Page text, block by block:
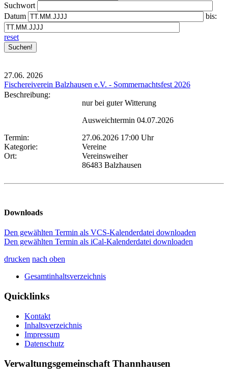
Suchwort
Datum
bis:
reset
27.06. 2026
Fischereiverein Balzhausen e.V. - Sommernachtsfest 2026
Beschreibung:
nur bei guter Witterung
Ausweichtermin 04.07.2026
Termin:
27.06.2026 17:00 Uhr
Kategorie:
Vereine
Ort:
Vereinsweiher
86483 Balzhausen
Downloads
Den gewählten Termin als VCS-Kalenderdatei downloaden
Den gewählten Termin als iCal-Kalenderdatei downloaden
drucken nach oben
Gesamtinhaltsverzeichnis
Quicklinks
Kontakt
Inhaltsverzeichnis
Impressum
Datenschutz
Verwaltungsgemeinschaft Thannhausen